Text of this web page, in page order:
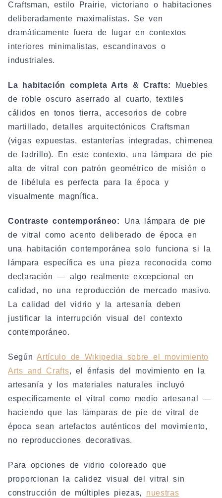
Craftsman, estilo Prairie, victoriano o habitaciones
deliberadamente maximalistas. Se ven
dramáticamente fuera de lugar en contextos
interiores minimalistas, escandinavos o
industriales.
La habitación completa Arts & Crafts:
Muebles
de roble oscuro aserrado al cuarto, textiles
cálidos en tonos tierra, accesorios de cobre
martillado, detalles arquitectónicos Craftsman
(vigas expuestas, estanterías integradas, chimenea
de ladrillo). En este contexto, una lámpara de pie
alta de vitral con patrón geométrico de misión o
de libélula es perfecta para la época y
visualmente magnífica.
Contraste contemporáneo:
Una lámpara de pie
de vitral como acento deliberado de época en
una habitación contemporánea solo funciona si la
lámpara específica es una pieza reconocida como
declaración — algo realmente excepcional en
calidad, no una reproducción de mercado masivo.
La calidad del vidrio y la artesanía deben
justificar la interrupción visual del contexto
contemporáneo.
SegúnArtículo de Wikipedia sobre el movimiento
Arts and Crafts, el énfasis del movimiento en la
artesanía y los materiales naturales incluyó
específicamente el vitral como medio artesanal —
haciendo que las lámparas de pie de vitral de
época sean artefactos auténticos del movimiento,
no reproducciones decorativas.
Para opciones de vidrio coloreado que
proporcionan la calidez visual del vitral sin
construcción de múltiples piezas, nuestras